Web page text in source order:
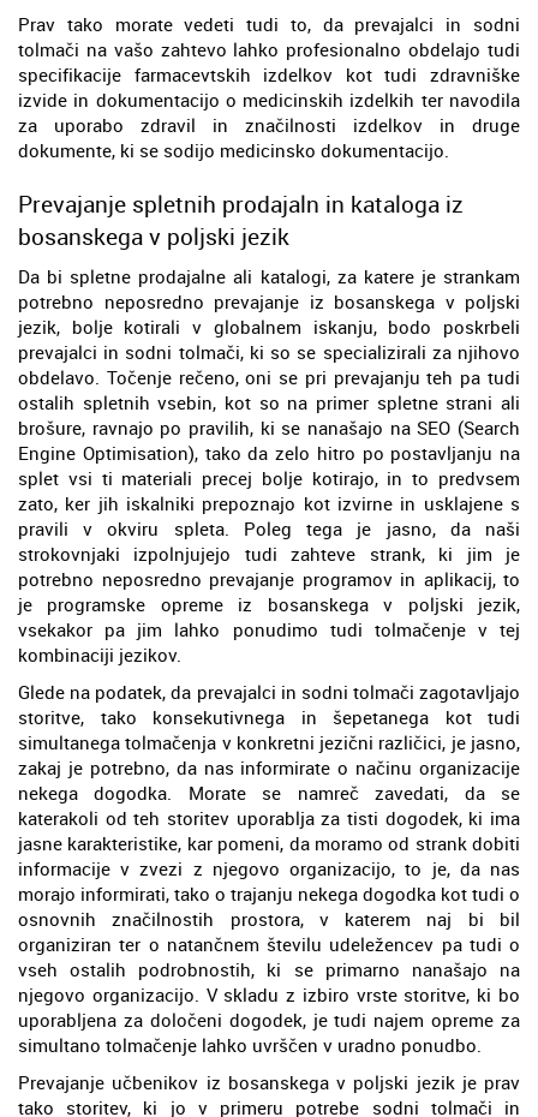
Prav tako morate vedeti tudi to, da prevajalci in sodni
tolmači na vašo zahtevo lahko profesionalno obdelajo tudi
specifikacije farmacevtskih izdelkov kot tudi zdravniške
izvide in dokumentacijo o medicinskih izdelkih ter navodila
za uporabo zdravil in značilnosti izdelkov in druge
dokumente, ki se sodijo medicinsko dokumentacijo.
Prevajanje spletnih prodajaln in kataloga iz
bosanskega v poljski jezik
Da bi spletne prodajalne ali katalogi, za katere je strankam
potrebno neposredno prevajanje iz bosanskega v poljski
jezik, bolje kotirali v globalnem iskanju, bodo poskrbeli
prevajalci in sodni tolmači, ki so se specializirali za njihovo
obdelavo. Točenje rečeno, oni se pri prevajanju teh pa tudi
ostalih spletnih vsebin, kot so na primer spletne strani ali
brošure, ravnajo po pravilih, ki se nanašajo na SEO (Search
Engine Optimisation), tako da zelo hitro po postavljanju na
splet vsi ti materiali precej bolje kotirajo, in to predvsem
zato, ker jih iskalniki prepoznajo kot izvirne in usklajene s
pravili v okviru spleta. Poleg tega je jasno, da naši
strokovnjaki izpolnjujejo tudi zahteve strank, ki jim je
potrebno neposredno prevajanje programov in aplikacij, to
je programske opreme iz bosanskega v poljski jezik,
vsekakor pa jim lahko ponudimo tudi tolmačenje v tej
kombinaciji jezikov.
Glede na podatek, da prevajalci in sodni tolmači zagotavljajo
storitve, tako konsekutivnega in šepetanega kot tudi
simultanega tolmačenja v konkretni jezični različici, je jasno,
zakaj je potrebno, da nas informirate o načinu organizacije
nekega dogodka. Morate se namreč zavedati, da se
katerakoli od teh storitev uporablja za tisti dogodek, ki ima
jasne karakteristike, kar pomeni, da moramo od strank dobiti
informacije v zvezi z njegovo organizacijo, to je, da nas
morajo informirati, tako o trajanju nekega dogodka kot tudi o
osnovnih značilnostih prostora, v katerem naj bi bil
organiziran ter o natančnem številu udeležencev pa tudi o
vseh ostalih podrobnostih, ki se primarno nanašajo na
njegovo organizacijo. V skladu z izbiro vrste storitve, ki bo
uporabljena za določeni dogodek, je tudi najem opreme za
simultano tolmačenje lahko uvrščen v uradno ponudbo.
Prevajanje učbenikov iz bosanskega v poljski jezik je prav
tako storitev, ki jo v primeru potrebe sodni tolmači in